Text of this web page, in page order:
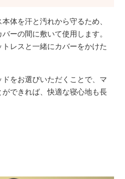
体を汗と汚れから守るため、
ーの間に敷いて使用します。
レスと一緒にカバーをかけた
をお選びいただくことで、マ
できれば、快適な寝心地も長